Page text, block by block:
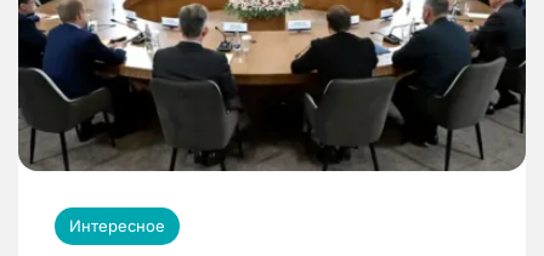
Интересное